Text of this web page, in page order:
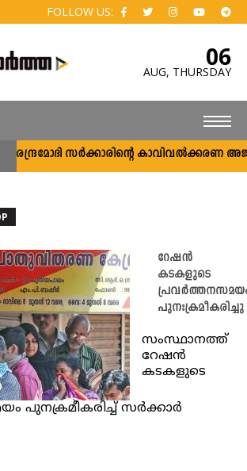
FOLLOW US:
06
AUG, THURSDAY
സര്‍ക്കാരിന്റെ കാവിവല്‍ക്കരണ
റേഷൻ
കടകളുടെ
പുനഃക്രമീകരിച്ചു
സംസ്ഥാനത്ത്
റേഷൻ
കടകളുടെ
പുനക്രമീകരിച്ച് സർക്കാർ